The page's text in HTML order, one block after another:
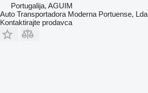
Portugalija, AGUIM
Auto Transportadora Moderna Portuense, Lda
Kontaktirajte prodavca